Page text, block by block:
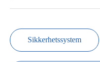
Sikkerhetssystem